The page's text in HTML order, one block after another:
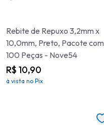
Rebite de Repuxo 3,2mm x
10,0mm, Preto, Pacote com
100 Peças - Nove54
R$ 10,90
à vista no Pix